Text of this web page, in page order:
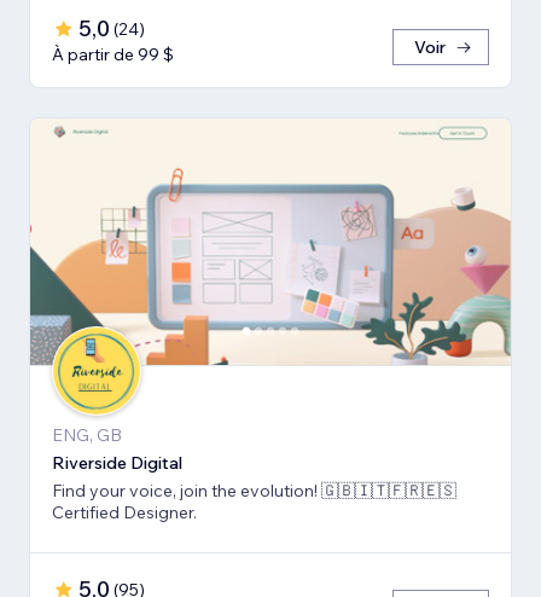
5,0 (24)
À partir de 99 $
Voir
ENG, GB
Riverside Digital
Find your voice, join the evolution! 🇬🇧🇮🇹🇫🇷🇪🇸
Certified Designer.
5,0 (95)